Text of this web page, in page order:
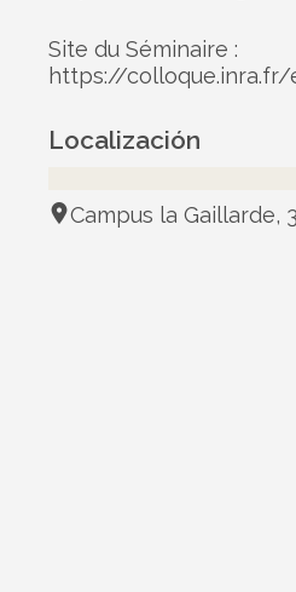
Site du Séminaire :
https://
Localización
Campus la Gaillarde,